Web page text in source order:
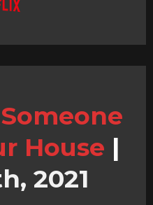
House |
2021